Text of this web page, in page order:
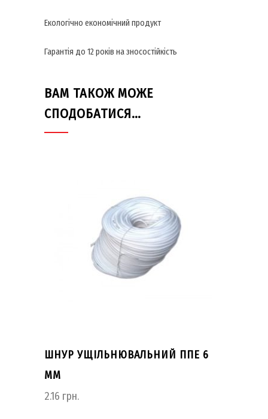
Екологічно економічний продукт
Гарантія до 12 років на зносостійкість
ВАМ ТАКОЖ МОЖЕ
СПОДОБАТИСЯ…
ШНУР УЩІЛЬНЮВАЛЬНИЙ ППЕ 6
ММ
2.16 грн.